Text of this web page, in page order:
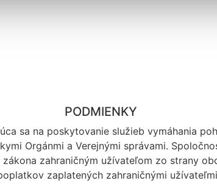
PODMIENKY
sa na poskytovanie služieb vymáhania
Orgánmi a Verejnými správami.
zahraničným užívateľom zo strany
zaplatených zahraničnými